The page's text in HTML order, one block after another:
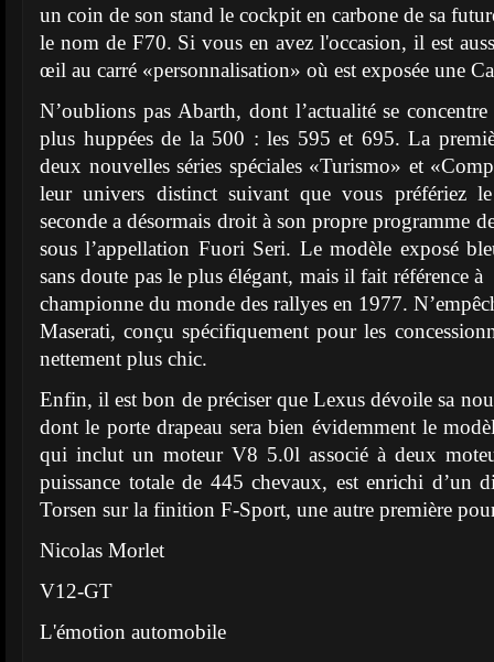
un coin de son stand le cockpit en carbone de sa
le nom de F70. Si vous en avez l'occasion, il est
œil au carré «personnalisation» où est exposée une
N’oublions pas Abarth, dont l’actualité se
plus huppées de la 500 : les 595 et 695. La
deux nouvelles séries spéciales «Turismo» et
leur univers distinct suivant que vous préfériez
seconde a désormais droit à son propre programme
sous l’appellation Fuori Seri. Le modèle exposé
sans doute pas le plus élégant, mais il fait référence
championne du monde des rallyes en 1977.
Maserati, conçu spécifiquement pour les
nettement plus chic.
Enfin, il est bon de préciser que Lexus dévoile sa
dont le porte drapeau sera bien évidemment le
qui inclut un moteur V8 5.0l associé à deux
puissance totale de 445 chevaux, est enrichi d’un
Torsen sur la finition F-Sport, une autre première
Nicolas Morlet
V12-GT
L'émotion automobile